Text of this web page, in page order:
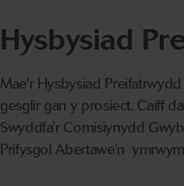
Hysbysiad
Mae'r Hysbysiad
gesglir gan y prosiect. Caiff
Swyddfa'r Comisiynydd
Prifysgol Abertawe'n